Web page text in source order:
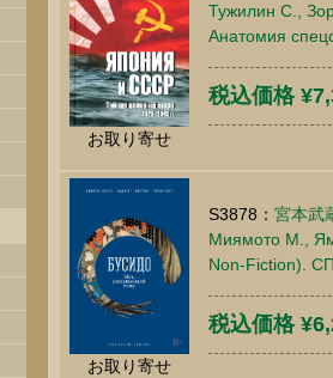
お取り寄せ
Тужилин С.,
Анатомия
税込価格
お取り寄せ
S3878： 宮本武
Миямото М.,
Non-Fiction).
税込価格